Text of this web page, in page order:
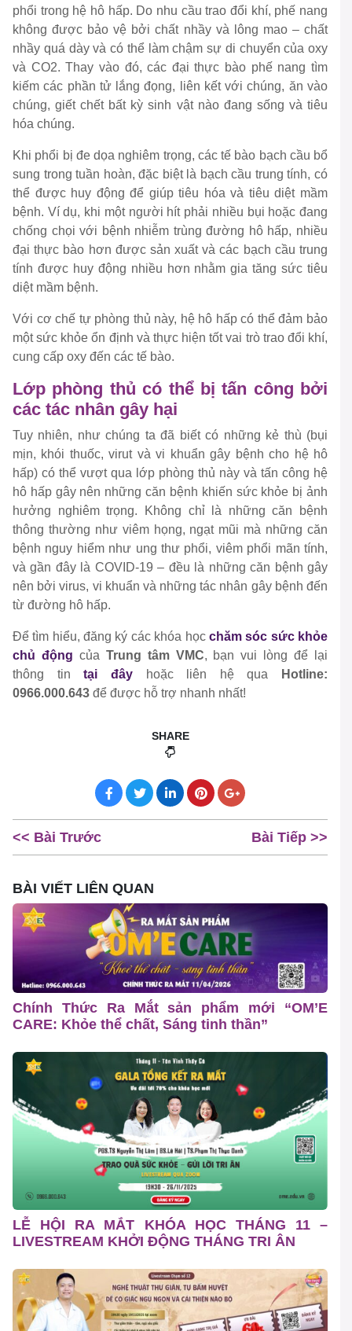
phổi trong hệ hô hấp. Do nhu cầu trao đổi khí, phế nang
không được bảo vệ bởi chất nhầy và lông mao – chất
nhầy quá dày và có thể làm chậm sự di chuyển của oxy
và CO2. Thay vào đó, các đại thực bào phế nang tìm
kiếm các phần tử lắng đọng, liên kết với chúng, ăn vào
chúng, giết chết bất kỳ sinh vật nào đang sống và tiêu
hóa chúng.
Khi phổi bị đe dọa nghiêm trọng, các tế bào bạch cầu bổ
sung trong tuần hoàn, đặc biệt là bạch cầu trung tính, có
thể được huy động để giúp tiêu hóa và tiêu diệt mầm
bệnh. Ví dụ, khi một người hít phải nhiều bụi hoặc đang
chống chọi với bệnh nhiễm trùng đường hô hấp, nhiều
đại thực bào hơn được sản xuất và các bạch cầu trung
tính được huy động nhiều hơn nhằm gia tăng sức tiêu
diệt mầm bệnh.
Với cơ chế tự phòng thủ này, hệ hô hấp có thể đảm bảo
một sức khỏe ổn định và thực hiện tốt vai trò trao đổi khí,
cung cấp oxy đến các tế bào.
Lớp phòng thủ có thể bị tấn công bởi
các tác nhân gây hại
Tuy nhiên, như chúng ta đã biết có những kẻ thù (bụi
mịn, khói thuốc, virut và vi khuẩn gây bệnh cho hệ hô
hấp) có thể vượt qua lớp phòng thủ này và tấn công hệ
hô hấp gây nên những căn bệnh khiến sức khỏe bị ảnh
hưởng nghiêm trọng. Không chỉ là những căn bệnh
thông thường như viêm họng, ngạt mũi mà những căn
bệnh nguy hiểm như ung thư phổi, viêm phổi mãn tính,
và gần đây là COVID-19 – đều là những căn bệnh gây
nên bởi virus, vi khuẩn và những tác nhân gây bệnh đến
từ đường hô hấp.
Để tìm hiểu, đăng ký các khóa học chăm sóc sức khỏe
chủ động của Trung tâm VMC, bạn vui lòng để lại
thông tintại đâyhoặc liên hệ qua
Hotline:
0966.000.643 để được hỗ trợ nhanh nhất!
SHARE
<< Bài Trước Bài Tiếp >>
BÀI VIẾT LIÊN QUAN
Chính Thức Ra Mắt sản phẩm mới “OM’E
CARE: Khỏe thể chất, Sáng tinh thần”
LỄ HỘI RA MẮT KHÓA HỌC THÁNG 11 –
LIVESTREAM KHỞI ĐỘNG THÁNG TRI ÂN